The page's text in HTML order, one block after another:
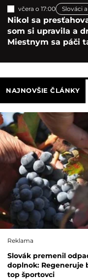
včera o 17:00 Slováci
Nikol sa
som si upravila a
Miestnym sa páči
NAJNOVŠIE ČLÁNKY
Reklama
Slovák premenil
doplnok: Regeneruje
top športovci